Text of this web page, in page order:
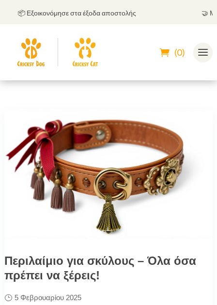
📦 Εξοικονόμησε στα έξοδα αποστολής
(0)
Περιλαίμιο για σκύλους – Όλα όσα
πρέπει να ξέρεις!
5 Φεβρουαρίου 2025